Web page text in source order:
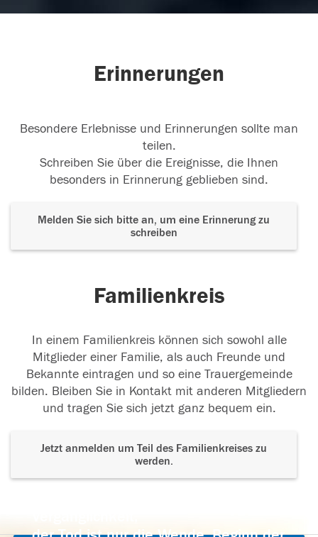
Erinnerungen
Besondere Erlebnisse und Erinnerungen sollte man
teilen.
Schreiben Sie über die Ereignisse, die Ihnen
besonders in Erinnerung geblieben sind.
Melden Sie sich bitte an, um eine Erinnerung zu
schreiben
Familienkreis
In einem Familienkreis können sich sowohl alle
Mitglieder einer Familie, als auch Freunde und
Bekannte eintragen und so eine Trauergemeinde
bilden. Bleiben Sie in Kontakt mit anderen Mitgliedern
und tragen Sie sich jetzt ganz bequem ein.
Jetzt anmelden um Teil des Familienkreises zu
werden.